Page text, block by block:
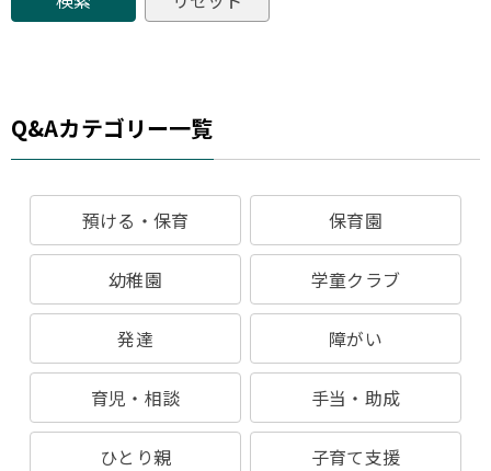
Q&Aカテゴリー一覧
預ける・保育 保育園
幼稚園 学童クラブ
発達 障がい
育児・相談 手当・助成
ひとり親 子育て支援